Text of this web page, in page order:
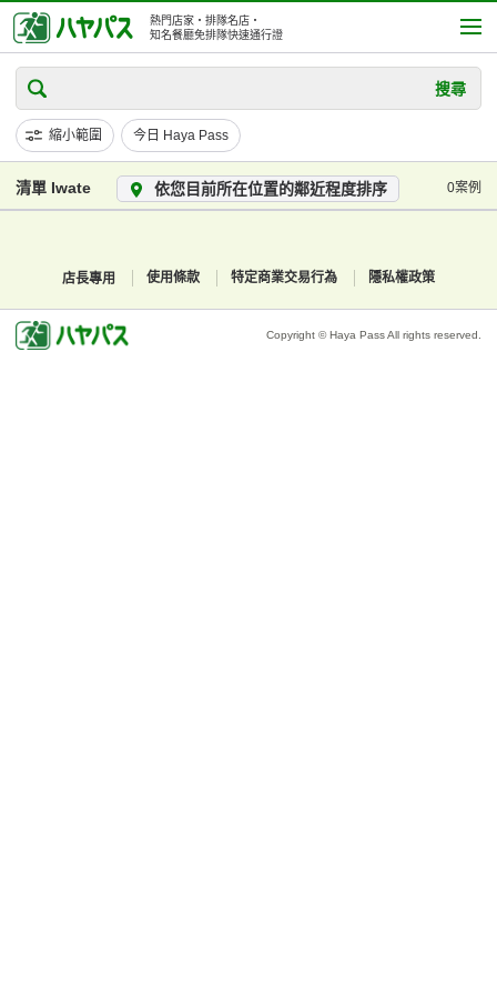
熱門店家・排隊名店・
知名餐廳免排隊快速通行證
搜尋
縮小範圍 今日 Haya Pass
清單 Iwate 依您目前所在位置的鄰近程度排序 0案例
店長專用 使用條款 特定商業交易行為 隱私權政策
Copyright © Haya Pass All rights reserved.